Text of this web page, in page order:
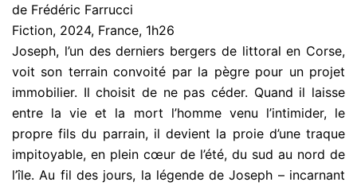
de Frédéric Farrucci
Fiction, 2024, France, 1h26
Joseph, l’un des derniers bergers de littoral en Corse,
voit son terrain convoité par la pègre pour un projet
immobilier. Il choisit de ne pas céder. Quand il laisse
entre la vie et la mort l’homme venu l’intimider, le
propre fils du parrain, il devient la proie d’une traque
impitoyable, en plein cœur de l’été, du sud au nord de
l’île. Au fil des jours, la légende de Joseph – incarnant